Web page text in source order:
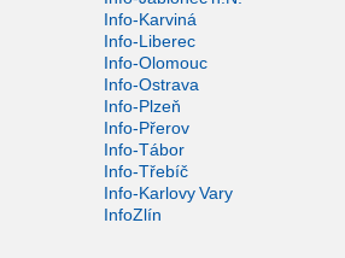
Info-Karviná
Info-Liberec
Info-Olomouc
Info-Ostrava
Info-Plzeň
Info-Přerov
Info-Tábor
Info-Třebíč
Info-Karlovy Vary
InfoZlín